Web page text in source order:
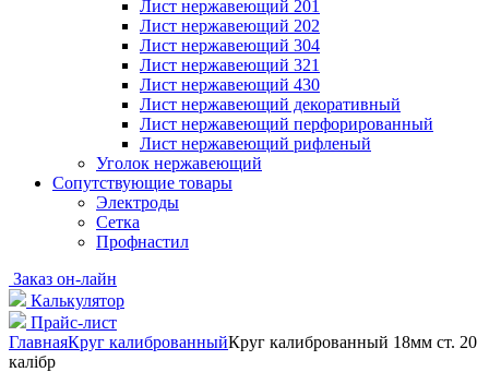
Лист нержавеющий 201
Лист нержавеющий 202
Лист нержавеющий 304
Лист нержавеющий 321
Лист нержавеющий 430
Лист нержавеющий декоративный
Лист нержавеющий перфорированный
Лист нержавеющий рифленый
Уголок нержавеющий
Cопутствующие товары
Электроды
Сетка
Профнастил
Заказ он-лайн
Калькулятор
Прайс-лист
ГлавнаяКруг калиброванныйКруг калиброванный 18мм ст. 20
калібр